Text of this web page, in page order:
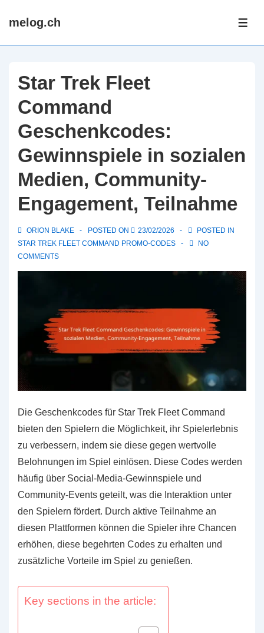
Skipmelog.ch
Star Trek Fleet
Command
Geschenkcodes:
Gewinnspiele in sozialen
Medien, Community-
Engagement, Teilnahme
ORION BLAKE POSTED ON 23/02/2026
POSTED IN
STAR TREK FLEET COMMAND PROMO-CODES
NO
COMMENTS
Die Geschenkcodes für Star Trek Fleet Command
bieten den Spielern die Möglichkeit, ihr Spielerlebnis
zu verbessern, indem sie diese gegen wertvolle
Belohnungen im Spiel einlösen. Diese Codes werden
häufig über Social-Media-Gewinnspiele und
Community-Events geteilt, was die Interaktion unter
den Spielern fördert. Durch aktive Teilnahme an
diesen Plattformen können die Spieler ihre Chancen
erhöhen, diese begehrten Codes zu erhalten und
zusätzliche Vorteile im Spiel zu genießen.
Key sections in the article: